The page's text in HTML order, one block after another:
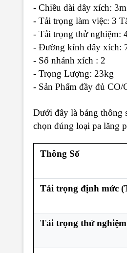
- Chiều dài dây xích:
- Tải trọng làm việc: 3
- Tải trọng thử nghiệm:
- Đường kính dây xích:
- Số nhánh xích : 2
- Trọng Lượng: 23kg
- Sản Phẩm đầy đủ CO/
Dưới đây là bảng thông
chọn đúng loại pa lăng
Thông Số
Tải trọng định mức
Tải trọng thử